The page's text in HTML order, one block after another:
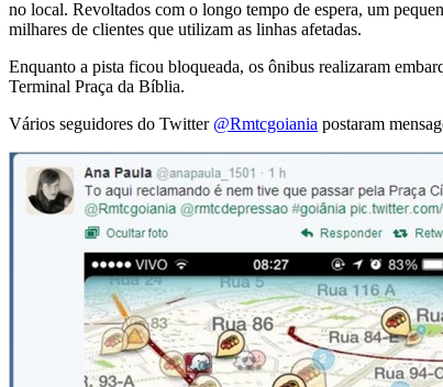
no local. Revoltados com o longo tempo de espera, um
milhares de clientes que utilizam as linhas afetadas.
Enquanto a pista ficou bloqueada, os ônibus realizaram
Terminal Praça da Bíblia.
Vários seguidores do Twitter @Rmtcgoiania postaram